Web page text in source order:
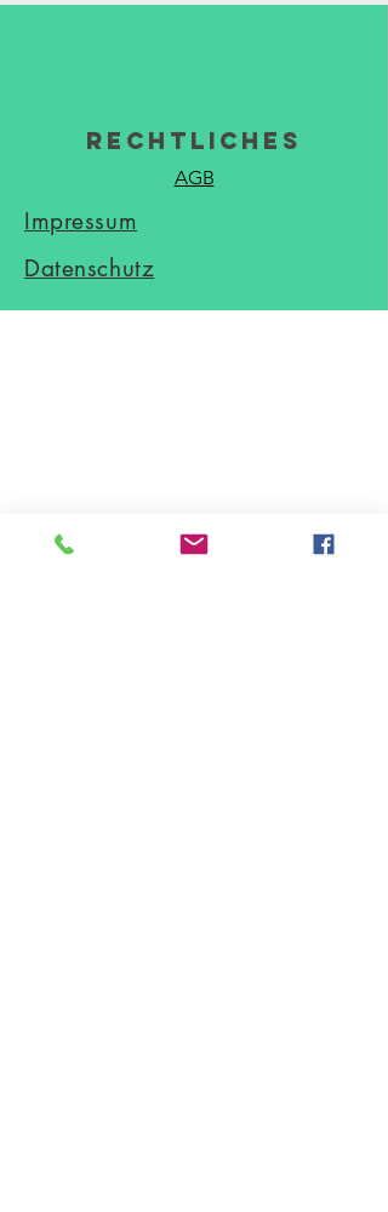
Rechtliches
AGB
Impressum
Datenschutz